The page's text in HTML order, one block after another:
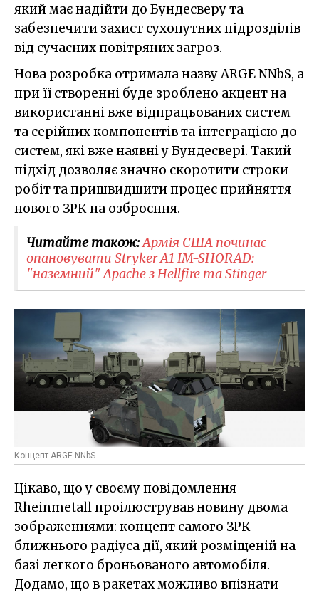
який має надійти до Бундесверу та
забезпечити захист сухопутних підрозділів
від сучасних повітряних загроз.
Нова розробка отримала назву ARGE NNbS, а
при її створенні буде зроблено акцент на
використанні вже відпрацьованих систем
та серійних компонентів та інтеграцією до
систем, які вже наявні у Бундесвері. Такий
підхід дозволяє значно скоротити строки
робіт та пришвидшити процес прийняття
нового ЗРК на озброєння.
Читайте також:​Армія США починає
опановувати Stryker A1 IM-SHORAD:
"наземний" Apache з Hellfire та Stinger
Концепт ARGE NNbS
Цікаво, що у своєму повідомлення
Rheinmetall проілюстрував новину двома
зображеннями: концепт самого ЗРК
ближнього радіуса дії, який розміщеній на
базі легкого броньованого автомобіля.
Додамо, що в ракетах можливо впізнати